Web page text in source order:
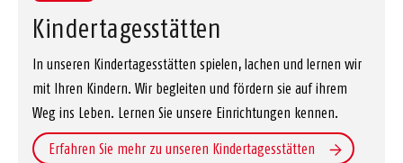
Kindertagesstätten
In unseren Kindertagesstätten spielen, lachen und lernen wir
mit Ihren Kindern. Wir begleiten und fördern sie auf ihrem
Weg ins Leben. Lernen Sie unsere Einrichtungen kennen.
Erfahren Sie mehr zu unseren Kindertagesstätten